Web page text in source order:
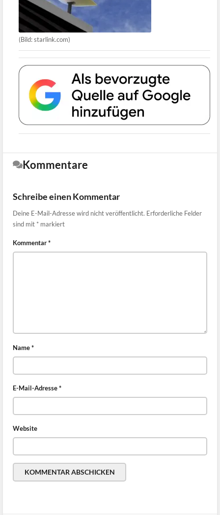
(Bild: starlink.com)
Kommentare
Schreibe einen Kommentar
Deine E-Mail-Adresse wird nicht veröffentlicht. Erforderliche Felder
sind mit * markiert
Kommentar*
Name*
E-Mail-Adresse*
Website